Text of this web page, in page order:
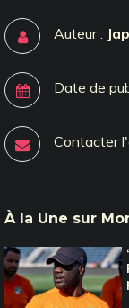
Auteur :
Date de
Contacter
À la Une sur